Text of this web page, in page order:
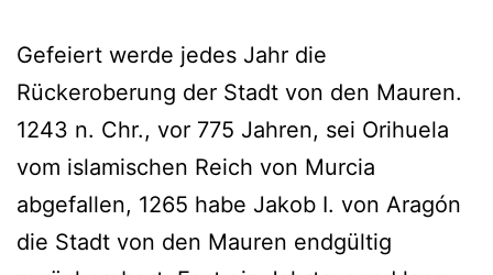
Gefeiert werde jedes Jahr die
Rückeroberung der Stadt von den Mauren.
1243 n. Chr., vor 775 Jahren, sei Orihuela
vom islamischen Reich von Murcia
abgefallen, 1265 habe Jakob I. von Aragón
die Stadt von den Mauren endgültig